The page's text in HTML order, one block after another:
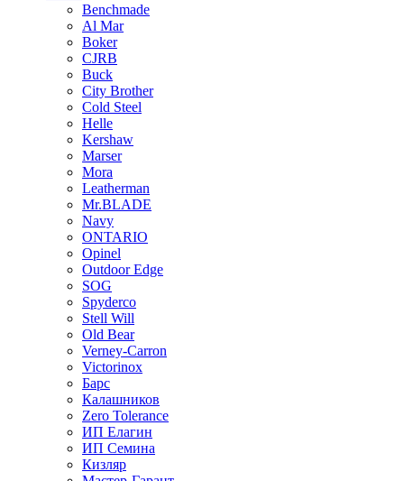
Benchmade
Al Mar
Boker
CJRB
Buck
City Brother
Cold Steel
Helle
Kershaw
Marser
Mora
Leatherman
Mr.BLADE
Navy
ONTARIO
Opinel
Outdoor Edge
SOG
Spyderco
Stell Will
Old Bear
Verney-Carron
Victorinox
Барс
Калашников
Zero Tolerance
ИП Елагин
ИП Семина
Кизляр